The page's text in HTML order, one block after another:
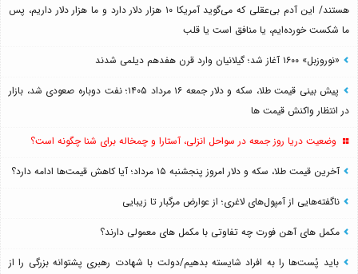
هستند/ این آدم بی‌عقلی که می‌گوید آمریکا ۱۰ هزار دلار دارد و ما هزار دلار داریم، پس
ما شکست خورده‌ایم، یا منافق است یا قلب
«نوروزبل» ۱۶۰۰ آغاز شد؛ گیلانیان وارد قرن هفدهم دیلمی شدند
پیش بینی قیمت طلا، سکه و دلار جمعه ۱۶ مرداد ۱۴۰۵؛ نفت دوباره صعودی شد، بازار
در انتظار واکنش قیمت ها
وضعیت دریا روز جمعه در سواحل انزلی، آستارا و چمخاله برای شنا چگونه است؟
آخرین قیمت طلا، سکه و دلار امروز پنجشنبه ۱۵ مرداد؛ آیا کاهش قیمت‌ها ادامه دارد؟
ناگفته‌هایی از آمپول‌های لاغری؛ از عوارض مرگبار تا زیبایی
مکمل های آهن فورت چه تفاوتی با مکمل های معمولی دارند؟
باید پُست‌ها را به افراد شایسته بدهیم/دولت با شهادت رهبری پشتوانه بزرگی را از